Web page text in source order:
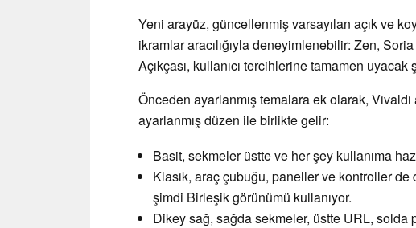
Yeni arayüz, güncellenmiş varsayılan açık ve
ikramlar aracılığıyla deneyimlenebilir: Zen,
Açıkçası, kullanıcı tercihlerine tamamen
Önceden ayarlanmış temalara ek olarak, Vivaldi
ayarlanmış düzen ile birlikte gelir:
Basit, sekmeler üstte ve her şey kullanıma
Klasik, araç çubuğu, paneller ve kontroller
şimdi Birleşik görünümü kullanıyor.
Dikey sağ, sağda sekmeler, üstte URL, solda